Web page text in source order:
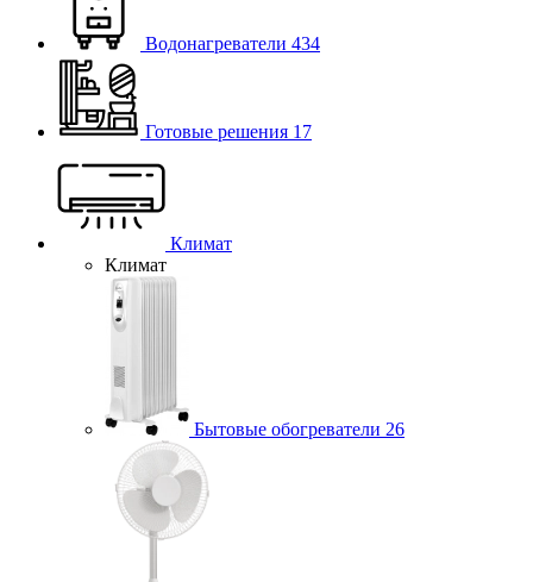
Водонагреватели 434
Готовые решения 17
Климат
Климат
Бытовые обогреватели 26